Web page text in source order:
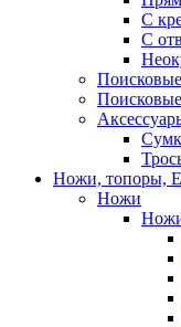
С
С
Ножи, топоры,
Ножи